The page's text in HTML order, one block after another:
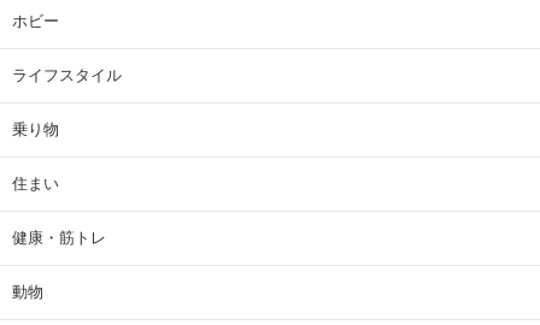
ホビー
ライフスタイル
乗り物
住まい
健康・筋トレ
動物